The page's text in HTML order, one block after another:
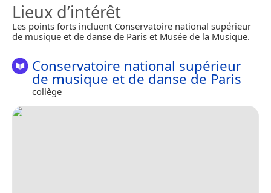
Lieux d’intérêt
Les points forts incluent Conservatoire national supérieur
de musique et de danse de Paris et Musée de la Musique.
Conservatoire national supérieur
de musique et de danse de Paris
collège